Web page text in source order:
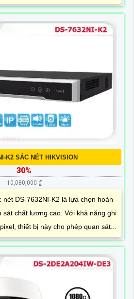
K2 SẮC NÉT HIKVISION
30%
10,080,000 ₫
nét DS-7632NI-K2 là lựa chọn hoàn
sát chất lượng cao. Với khả năng ghi
thiết bị này cho phép quan sát...